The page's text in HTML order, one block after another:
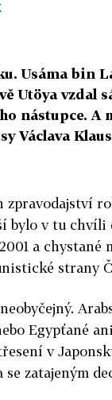
Usáma bin
Utöya vzdal
nástupce. A
Václava
zpravodajství
bylo v tu chvíli
a chystané
strany
Egypťané
v
zatajeným